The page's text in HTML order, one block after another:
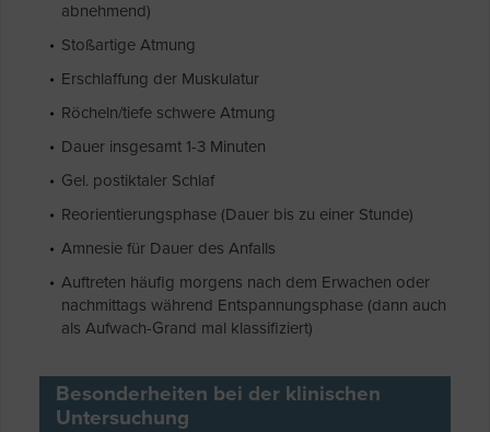
abnehmend)
Stoßartige Atmung
Erschlaffung der Muskulatur
Röcheln/tiefe schwere Atmung
Dauer insgesamt 1-3 Minuten
Gel. postiktaler Schlaf
Reorientierungsphase (Dauer bis zu einer Stunde)
Amnesie für Dauer des Anfalls
Auftreten häufig morgens nach dem Erwachen oder
nachmittags während Entspannungsphase (dann auch
als Aufwach-Grand mal klassifiziert)
Besonderheiten bei der klinischen
Untersuchung